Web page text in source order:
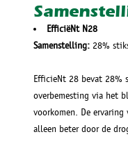
EfficiëNt N28
Samenstelling: 28%
EfficieNt 28 bevat 28%
overbemesting via het
voorkomen. De
alleen beter door de